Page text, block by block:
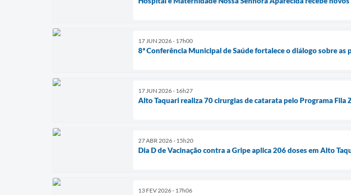
17 JUN 2026 - 17h00
8ª Conferência Municipal de Saúde fortalece o diálogo sobre as
17 JUN 2026 - 16h27
Alto Taquari realiza 70 cirurgias de catarata pelo Programa Fila
27 ABR 2026 - 15h20
Dia D de Vacinação contra a Gripe aplica 206 doses em Alto
13 FEV 2026 - 17h06